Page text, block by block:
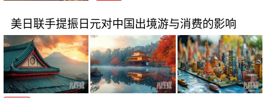
美日联手提振日元对中国出境游与消费的影响